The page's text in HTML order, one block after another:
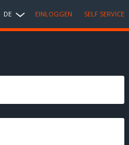
DE EINLOGGEN SELF SERVICE